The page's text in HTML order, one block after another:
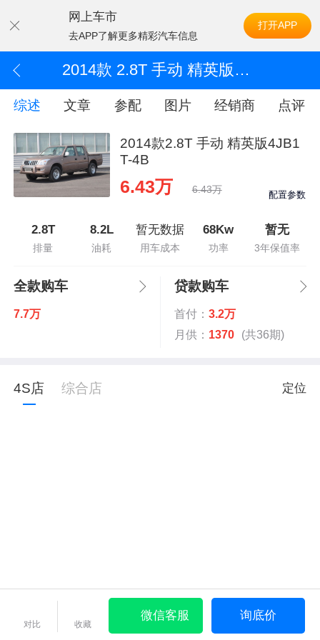
网上车市
去APP了解更多精彩汽车信息
打开APP
2014款 2.8T 手动 精英版4JB1T-4B
综述 文章 参配 图片 经销商 点评
2014款2.8T 手动 精英版4JB1
T-4B
6.43万 6.43万 配置参数
2.8T
排量
8.2L
油耗
暂无数据
用车成本
68Kw
功率
暂无
3年保值率
全款购车
7.7万
贷款购车
首付： 3.2万
月供： 1370 (共36期)
4S店 综合店 定位
对比 收藏
微信客服 询底价